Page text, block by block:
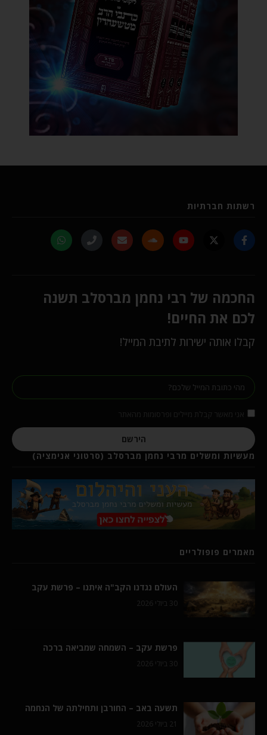
רשתות חברתיות
החכמה של רבי נחמן מברסלב תשנה
לכם את החיים!
קבלו אותה ישירות לתיבת המייל!
הירשם
מעשיות ומשלים מרבי נחמן מברסלב (סרטוני אנימציה)
מאמרים פופולריים
העולם נגדנו הקב"ה איתנו – פרשת עקב
30 ביולי 2026
פרשת עקב – השמחה שמביאה ברכה
30 ביולי 2026
תשעה באב – החורבן ותחילתה של הנחמה
21 ביולי 2026